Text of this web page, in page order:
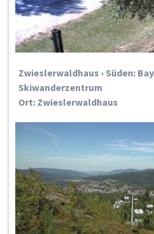
Zwieslerwaldhaus › Süden:
Skiwanderzentrum
Ort: Zwieslerwaldhaus